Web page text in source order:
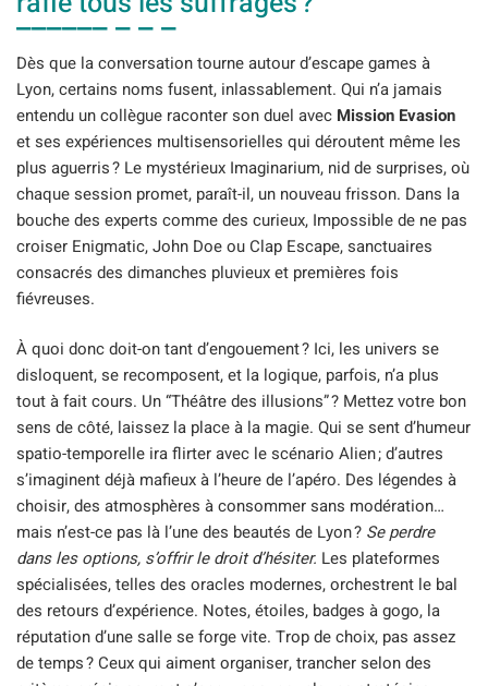
Dès que la conversation tourne autour d’escape games à
Lyon, certains noms fusent, inlassablement. Qui n’a jamais
entendu un collègue raconter son duel avec Mission Evasion
et ses expériences multisensorielles qui déroutent même les
plus aguerris ? Le mystérieux Imaginarium, nid de surprises, où
chaque session promet, paraît-il, un nouveau frisson. Dans la
bouche des experts comme des curieux, Impossible de ne pas
croiser Enigmatic, John Doe ou Clap Escape, sanctuaires
consacrés des dimanches pluvieux et premières fois
fiévreuses.
À quoi donc doit-on tant d’engouement ? Ici, les univers se
disloquent, se recomposent, et la logique, parfois, n’a plus
tout à fait cours. Un “Théâtre des illusions” ? Mettez votre bon
sens de côté, laissez la place à la magie. Qui se sent d’humeur
spatio-temporelle ira flirter avec le scénario Alien ; d’autres
s’imaginent déjà mafieux à l’heure de l’apéro. Des légendes à
choisir, des atmosphères à consommer sans modération…
mais n’est-ce pas là l’une des beautés de Lyon ? Se perdre
dans les options, s’offrir le droit d’hésiter. Les plateformes
spécialisées, telles des oracles modernes, orchestrent le bal
des retours d’expérience. Notes, étoiles, badges à gogo, la
réputation d’une salle se forge vite. Trop de choix, pas assez
de temps ? Ceux qui aiment organiser, trancher selon des